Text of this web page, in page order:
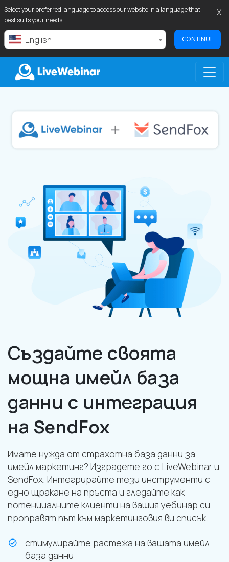
Select your preferred language to access our website in a language that
best suits your needs.
English CONTINUE
X
LIVEWEBINAR.COM
Създайте своята
мощна имейл база
данни с интеграция
на SendFox
Имате нужда от страхотна база данни за
имейл маркетинг? Изградете го с LiveWebinar и
SendFox. Интегрирайте тези инструменти с
едно щракане на пръста и гледайте как
потенциалните клиенти на вашия уебинар си
проправят път към маркетинговия ви списък.
стимулирайте растежа на вашата имейл
база данни